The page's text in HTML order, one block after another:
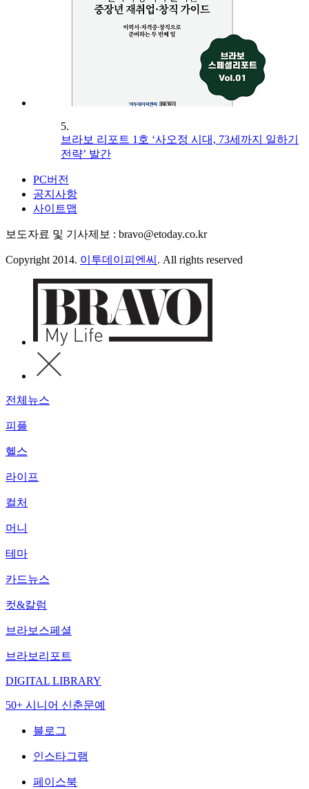
5.
브라보 리포트 1호 ‘사오정 시대, 73세까지 일하기
전략’ 발간
PC버전
공지사항
사이트맵
보도자료 및 기사제보 : bravo@etoday.co.kr
Copyright 2014. 이투데이피엔씨 . All rights reserved
전체뉴스
피플
헬스
라이프
컬처
머니
테마
카드뉴스
컷&칼럼
브라보스페셜
브라보리포트
DIGITAL LIBRARY
50+ 시니어 신춘문예
블로그
인스타그램
페이스북